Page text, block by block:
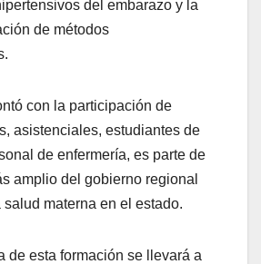
del embarazo y la
de métodos
con la participación de
asistenciales, estudiantes de
de enfermería, es parte de
amplio del gobierno regional
salud materna en el estado.
de esta formación se llevará a